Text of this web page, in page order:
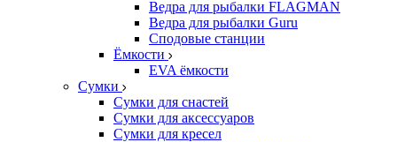
Ведра для рыбалки FLAGMAN
Ведра для рыбалки Guru
Сподовые станции
Ёмкости
EVA ёмкости
Сумки
Сумки для снастей
Сумки для аксессуаров
Сумки для кресел